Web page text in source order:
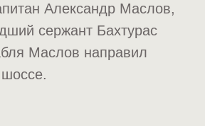
Александр Маслов,
сержант Бахтурас
Маслов направил